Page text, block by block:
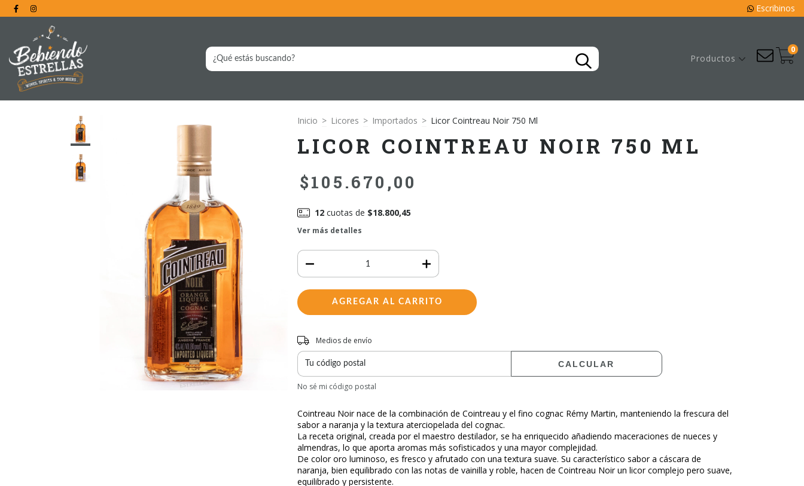
Escribinos
Productos
0
Inicio > Licores > Importados > Licor Cointreau Noir 750 Ml
LICOR COINTREAU NOIR 750 ML
$105.670,00
12cuotas de $18.800,45
Ver más detalles
Entregas para el CP:
Medios de envío
CALCULAR
No sé mi código postal
Cointreau Noir nace de la combinación de Cointreau y el fino cognac Rémy Martin, manteniendo la frescura del
sabor a naranja y la textura aterciopelada del cognac.
La receta original, creada por el maestro destilador, se ha enriquecido añadiendo maceraciones de nueces y
almendras, lo que aporta aromas más sofisticados y una mayor complejidad.
De color oro luminoso, es fresco y afrutado con una textura suave. Su característico sabor a cáscara de
naranja, bien equilibrado con las notas de vainilla y roble, hacen de Cointreau Noir un licor complejo pero suave,